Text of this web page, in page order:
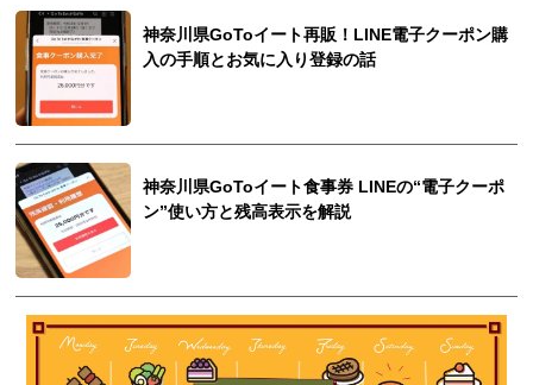
神奈川県GoToイート再販！LINE電子クーポン購
入の手順とお気に入り登録の話
神奈川県GoToイート食事券 LINEの“電子クーポ
ン”使い方と残高表示を解説